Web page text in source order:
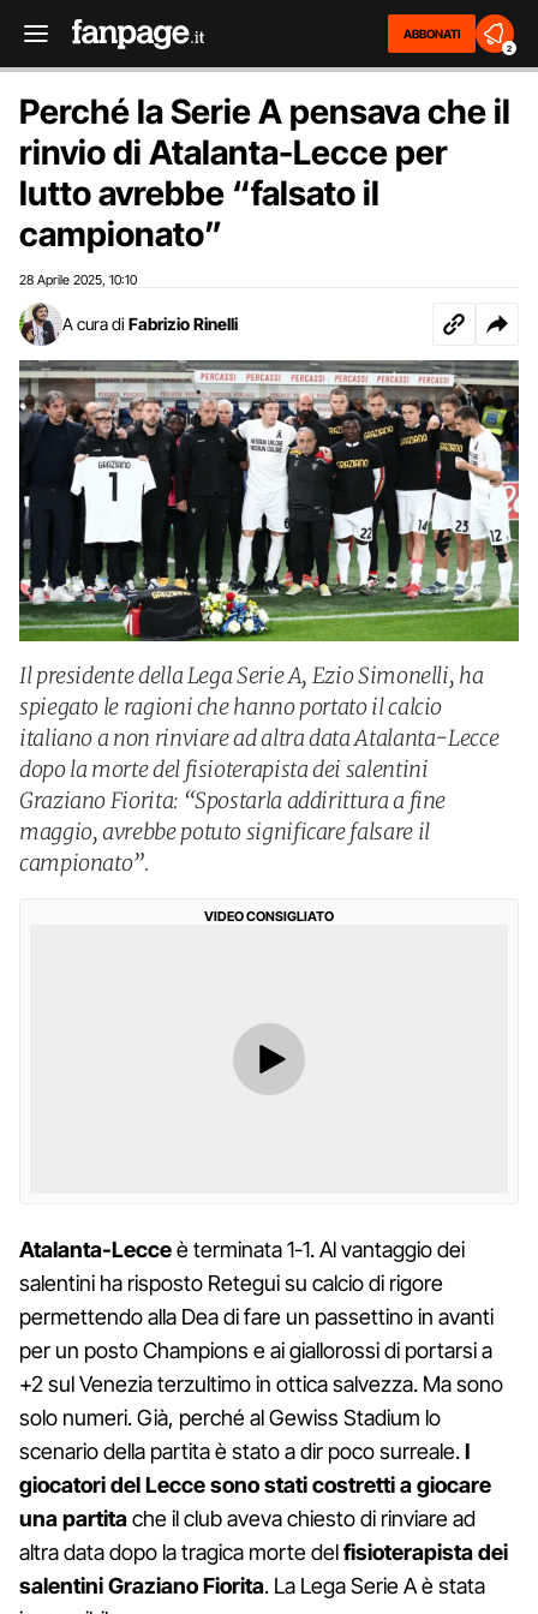
ABBONATI
2
Perché la Serie A pensava che il
rinvio di Atalanta-Lecce per
lutto avrebbe “falsato il
campionato”
28 Aprile 2025 10:10
A cura di Fabrizio Rinelli
Il presidente della Lega Serie A, Ezio Simonelli, ha
spiegato le ragioni che hanno portato il calcio
italiano a non rinviare ad altra data Atalanta-Lecce
dopo la morte del fisioterapista dei salentini
Graziano Fiorita: “Spostarla addirittura a fine
maggio, avrebbe potuto significare falsare il
campionato”.
VIDEO CONSIGLIATO
Atalanta-Lecceè terminata 1-1. Al vantaggio dei
salentini ha risposto Retegui su calcio di rigore
permettendo alla Dea di fare un passettino in avanti
per un posto Champions e ai giallorossi di portarsi a
+2 sul Venezia terzultimo in ottica salvezza. Ma sono
solo numeri. Già, perché al Gewiss Stadium lo
scenario della partita è stato a dir poco surreale.I
giocatori del Lecce sono stati costretti a giocare
una partitache il club aveva chiesto di rinviare ad
altra data dopo la tragica morte delfisioterapista dei
salentini Graziano Fiorita. La Lega Serie A è stata